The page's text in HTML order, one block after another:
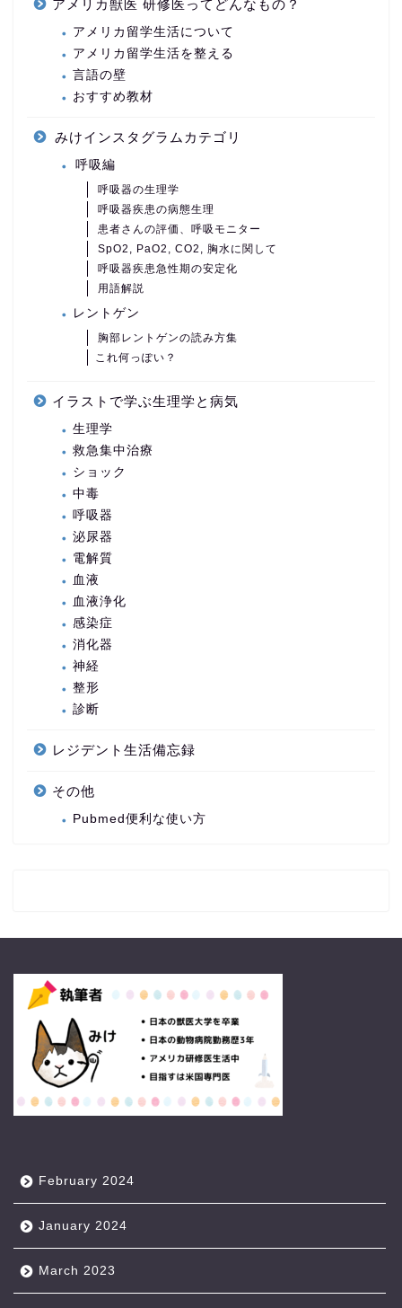
アメリカ獣医 研修医ってどんなもの？
アメリカ留学生活について
アメリカ留学生活を整える
言語の壁
おすすめ教材
みけインスタグラムカテゴリ
呼吸編
呼吸器の生理学
呼吸器疾患の病態生理
患者さんの評価、呼吸モニター
SpO2, PaO2, CO2, 胸水に関して
呼吸器疾患急性期の安定化
用語解説
レントゲン
胸部レントゲンの読み方集
これ何っぽい？
イラストで学ぶ生理学と病気
生理学
救急集中治療
ショック
中毒
呼吸器
泌尿器
電解質
血液
血液浄化
感染症
消化器
神経
整形
診断
レジデント生活備忘録
その他
Pubmed便利な使い方
February 2024
January 2024
March 2023